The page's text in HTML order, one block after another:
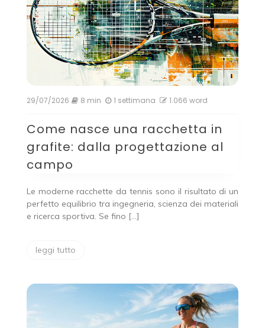
29/07/2026 8 min 1 settimana 1.066 word
Come nasce una racchetta in
grafite: dalla progettazione al
campo
Le moderne racchette da tennis sono il risultato di un
perfetto equilibrio tra ingegneria, scienza dei materiali
e ricerca sportiva. Se fino […]
leggi tutto